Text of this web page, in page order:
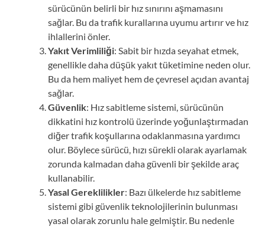
sürücünün belirli bir hız sınırını aşmamasını
sağlar. Bu da trafik kurallarına uyumu artırır ve hız
ihlallerini önler.
Yakıt Verimliliği: Sabit bir hızda seyahat etmek,
genellikle daha düşük yakıt tüketimine neden olur.
Bu da hem maliyet hem de çevresel açıdan avantaj
sağlar.
Güvenlik: Hız sabitleme sistemi, sürücünün
dikkatini hız kontrolü üzerinde yoğunlaştırmadan
diğer trafik koşullarına odaklanmasına yardımcı
olur. Böylece sürücü, hızı sürekli olarak ayarlamak
zorunda kalmadan daha güvenli bir şekilde araç
kullanabilir.
Yasal Gereklilikler: Bazı ülkelerde hız sabitleme
sistemi gibi güvenlik teknolojilerinin bulunması
yasal olarak zorunlu hale gelmiştir. Bu nedenle